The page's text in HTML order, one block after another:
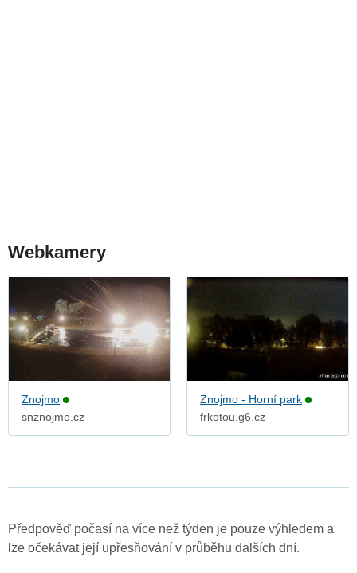
Webkamery
Znojmo
snznojmo.cz
Znojmo - Horní park
frkotou.g6.cz
Předpověď počasí na více než týden je pouze výhledem a
lze očekávat její upřesňování v průběhu dalších dní.